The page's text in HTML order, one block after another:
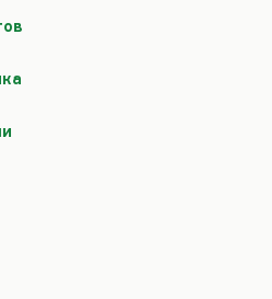
света в океане тьмы,
очень сильно
читателей. У меня
действительно
они самые умные, они
самыми умными на
затрудняется их
сверстниками. Они
опасный путь. Да,
—…